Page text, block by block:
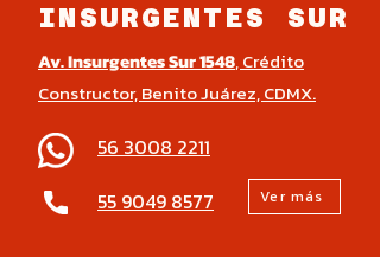
INSURGENTES SUR
Av. Insurgentes Sur 1548, Crédito
Constructor, Benito Juárez, CDMX.
56 3008 2211
55 9049 8577
Ver más